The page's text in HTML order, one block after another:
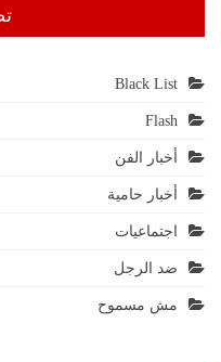
Black List
Flash
أخبار الفن
أخبار حامية
اجتماعيات
ضد الرجل
مش مسموح